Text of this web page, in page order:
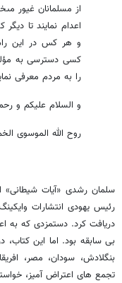
از مسلمانان غیور
اعدام نمایند تا
و هر کس در این
کسى دسترسى به
را به مردم معرفى
و السلام علیکم و
روح الله الموسوی الخمینى‏ 25 بهمن 1367/
دریافت کرد. دستمزدی که به
بی سابقه بود. اما این
بنگلادش، سودان، مصر،
تجمع های اعتراض آمیز،